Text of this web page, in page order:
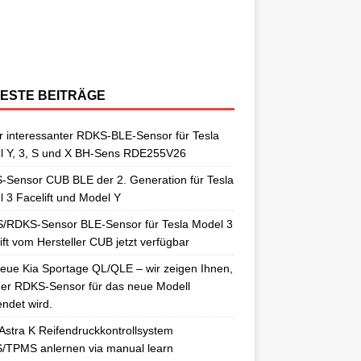
BEITRÄGE
interessanter RDKS-BLE-Sensor für Tesla
Y, 3, S und X BH-Sens RDE255V26
Sensor CUB BLE der 2. Generation für Tesla
3 Facelift und Model Y
RDKS-Sensor BLE-Sensor für Tesla Model 3
vom Hersteller CUB jetzt verfügbar
Kia Sportage QL/QLE – wir zeigen Ihnen,
RDKS-Sensor für das neue Modell
wird.
K Reifendruckkontrollsystem
TPMS anlernen via manual learn